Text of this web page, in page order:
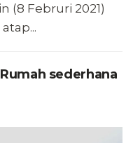
(8 Februri 2021)
sederhana